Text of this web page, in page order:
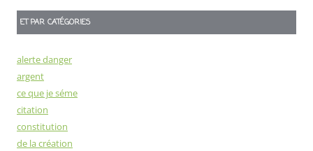
ET PAR CATÉGORIES
alerte danger
argent
ce que je séme
citation
constitution
de la création